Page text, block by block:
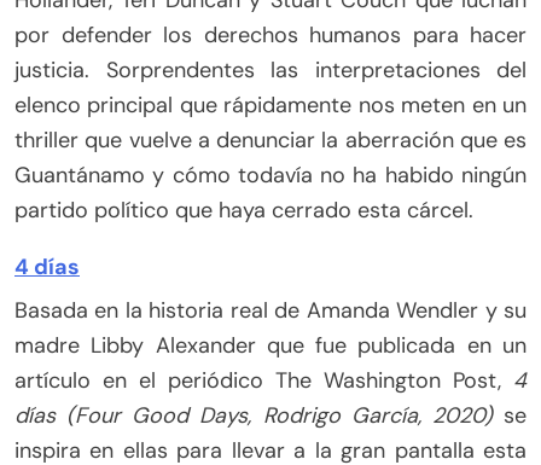
por defender los derechos humanos para hacer
justicia. Sorprendentes las interpretaciones del
elenco principal que rápidamente nos meten en un
thriller que vuelve a denunciar la aberración que es
Guantánamo y cómo todavía no ha habido ningún
partido político que haya cerrado esta cárcel.
4 días
Basada en la historia real de Amanda Wendler y su
madre Libby Alexander que fue publicada en un
artículo en el periódico The Washington Post, 4
días (Four Good Days, Rodrigo García, 2020)se
inspira en ellas para llevar a la gran pantalla esta